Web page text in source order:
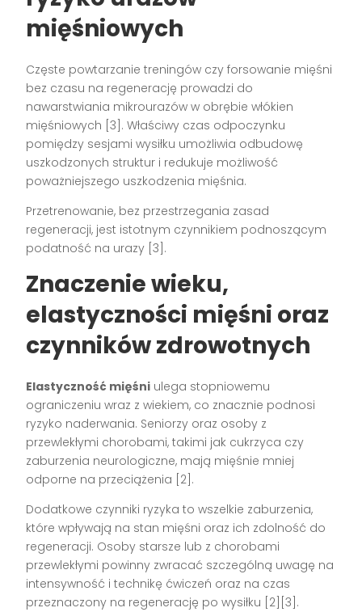
mięśniowych
Częste powtarzanie treningów czy forsowanie mięśni
bez czasu na regenerację prowadzi do
nawarstwiania mikrourazów w obrębie włókien
mięśniowych [3] . Właściwy czas odpoczynku
pomiędzy sesjami wysiłku umożliwia odbudowę
uszkodzonych struktur i redukuje możliwość
poważniejszego uszkodzenia mięśnia.
Przetrenowanie, bez przestrzegania zasad
regeneracji, jest istotnym czynnikiem podnoszącym
podatność na urazy [3] .
Znaczenie wieku,
elastyczności mięśni oraz
czynników zdrowotnych
Elastyczność mięśni ulega stopniowemu
ograniczeniu wraz z wiekiem, co znacznie podnosi
ryzyko naderwania. Seniorzy oraz osoby z
przewlekłymi chorobami, takimi jak cukrzyca czy
zaburzenia neurologiczne, mają mięśnie mniej
odporne na przeciążenia [2] .
Dodatkowe czynniki ryzyka to wszelkie zaburzenia,
które wpływają na stan mięśni oraz ich zdolność do
regeneracji. Osoby starsze lub z chorobami
przewlekłymi powinny zwracać szczególną uwagę na
intensywność i technikę ćwiczeń oraz na czas
przeznaczony na regenerację po wysiłku [2][3] .